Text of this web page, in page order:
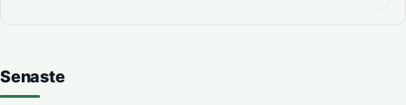
Senaste